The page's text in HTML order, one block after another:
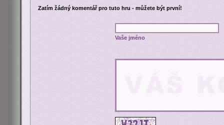
Zatím žádný komentář pro tuto hru - můžete být první!
Vaše jméno